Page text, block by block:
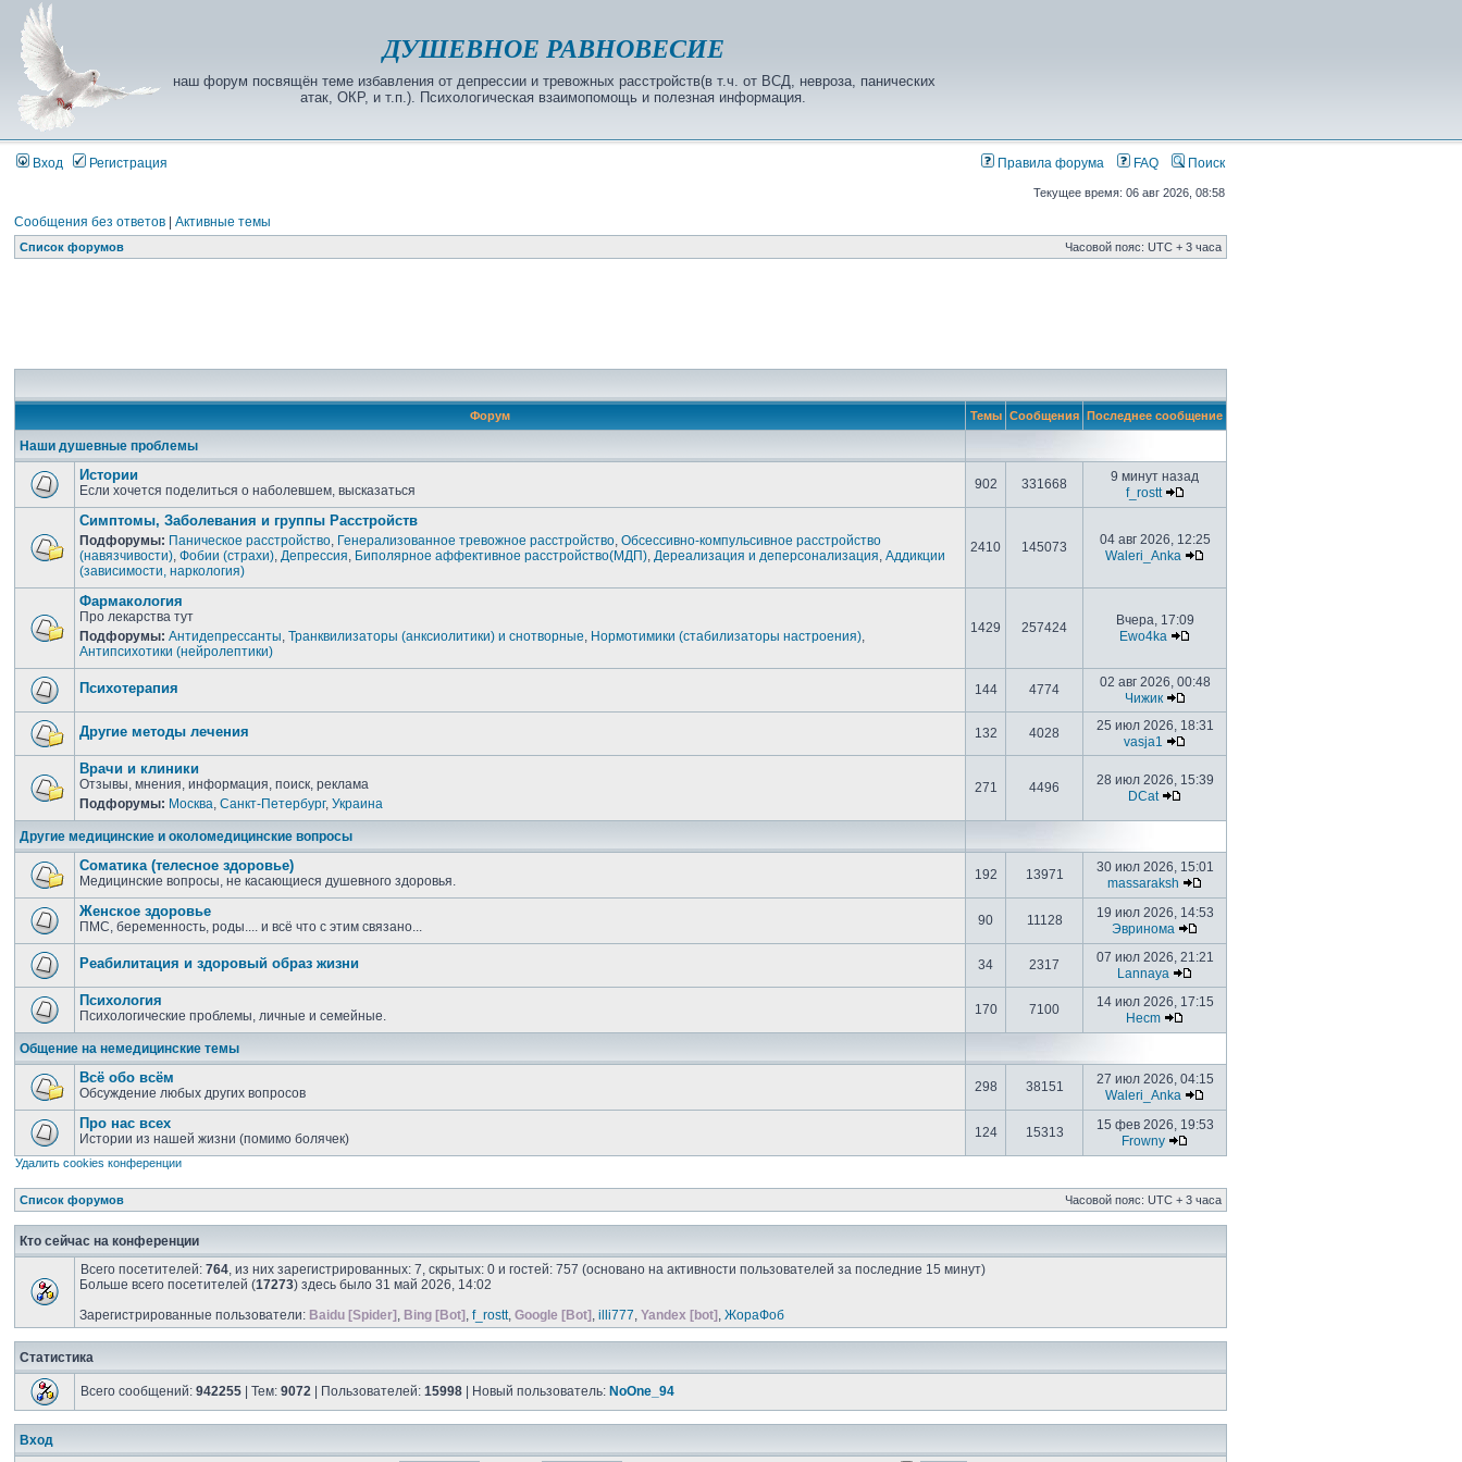
ДУШЕВНОЕ РАВНОВЕСИЕ
наш форум посвящён теме избавления от депрессии и тревожных расстройств(в т.ч. от ВСД, невроза, панических
атак, ОКР, и т.п.). Психологическая взаимопомощь и полезная информация.
Вход Регистрация Правила форума FAQ Поиск
Текущее время: 06 авг 2026, 08:58
Сообщения без ответов |Активные темы
Список форумов Часовой пояс: UTC + 3 часа
Форум Темы Сообщения Последнее сообщение
Наши душевные проблемы
Истории
Если хочется поделиться о наболевшем, высказаться 902 331668
9 минут назад
f_rostt
Симптомы, Заболевания и группы Расстройств
Подфорумы: Паническое расстройство, Генерализованное тревожное расстройство,Обсессивно-компульсивное расстройство
(навязчивости),Фобии (страхи),Депрессия, Биполярное аффективное расстройство(МДП),Дереализация и деперсонализация,Аддикции
(зависимости, наркология)
2410 145073
04 авг 2026, 12:25
Waleri_Anka
Фармакология
Про лекарства тут
Подфорумы:Антидепрессанты,Транквилизаторы (анксиолитики) и снотворные, Нормотимики (стабилизаторы настроения),
Антипсихотики (нейролептики)
1429 257424
Вчера, 17:09
Ewo4ka
Психотерапия 144 4774
02 авг 2026, 00:48
Чижик
Другие методы лечения 132 4028
25 июл 2026, 18:31
vasja1
Врачи и клиники
Отзывы, мнения, информация, поиск, реклама
Подфорумы: Москва,Санкт-Петербург,Украина
271 4496
28 июл 2026, 15:39
DCat
Другие медицинские и околомедицинские вопросы
Соматика (телесное здоровье)
Медицинские вопросы, не касающиеся душевного здоровья. 192 13971
30 июл 2026, 15:01
massaraksh
Женское здоровье
ПМС, беременность, роды.... и всё что с этим связано... 90 11128
19 июл 2026, 14:53
Эвринома
Реабилитация и здоровый образ жизни 34 2317
07 июл 2026, 21:21
Lannaya
Психология
Психологические проблемы, личные и семейные. 170 7100
14 июл 2026, 17:15
Hecm
Общение на немедицинские темы
Всё обо всём
Обсуждение любых других вопросов 298 38151
27 июл 2026, 04:15
Waleri_Anka
Про нас всех
Истории из нашей жизни (помимо болячек) 124 15313
15 фев 2026, 19:53
Frowny
Удалить cookies конференции
Список форумов Часовой пояс: UTC + 3 часа
Кто сейчас на конференции
Всего посетителей:764, из них зарегистрированных: 7, скрытых: 0 и гостей: 757 (основано на активности пользователей за последние 15 минут)
Больше всего посетителей (17273) здесь было 31 май 2026, 14:02
Зарегистрированные пользователи: Baidu [Spider] , Bing [Bot] ,f_rostt,Google [Bot] ,illi777,Yandex [bot] ,ЖораФоб
Статистика
Всего сообщений:942255 | Тем:9072 | Пользователей:15998 | Новый пользователь: NoOne_94
Вход